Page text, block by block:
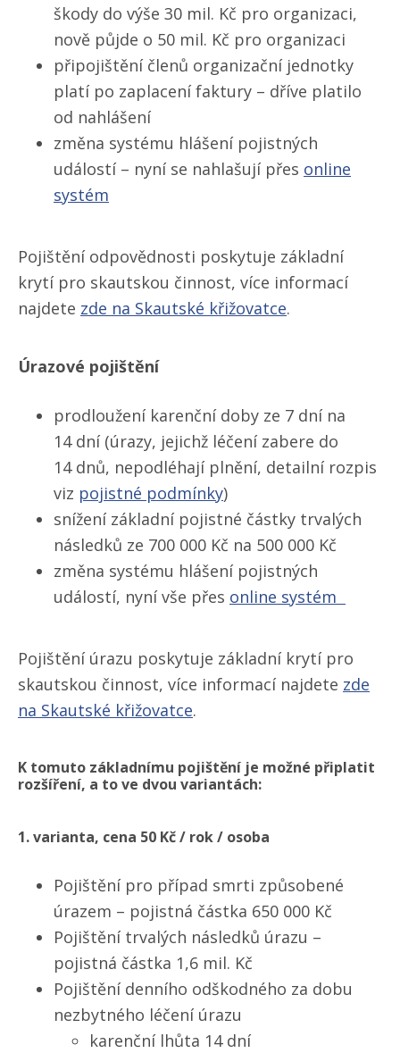
škody do výše 30 mil. Kč pro organizaci,
nově půjde o 50 mil. Kč pro organizaci
připojištění členů organizační jednotky
platí po zaplacení faktury – dříve platilo
od nahlášení
změna systému hlášení pojistných
událostí – nyní se nahlašují přes online
systém
Pojištění odpovědnosti poskytuje základní
krytí pro skautskou činnost, více informací
najdete zde na Skautské křižovatce.
Úrazové pojištění
prodloužení karenční doby ze 7 dní na
14 dní (úrazy, jejichž léčení zabere do
14 dnů, nepodléhají plnění, detailní rozpis
viz pojistné podmínky)
snížení základní pojistné částky trvalých
následků ze 700 000 Kč na 500 000 Kč
změna systému hlášení pojistných
událostí, nyní vše přes online systém
Pojištění úrazu poskytuje základní krytí pro
skautskou činnost, více informací najdete zde
na Skautské křižovatce.
K tomuto základnímu pojištění je možné připlatit
rozšíření, a to ve dvou variantách:
1. varianta, cena 50 Kč / rok / osoba
Pojištění pro případ smrti způsobené
úrazem – pojistná částka 650 000 Kč
Pojištění trvalých následků úrazu –
pojistná částka 1,6 mil. Kč
Pojištění denního odškodného za dobu
nezbytného léčení úrazu
karenční lhůta 14 dní